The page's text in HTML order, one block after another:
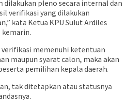
dilakukan pleno secara internal dan
verifikasi yang dilakukan
kata Ketua KPU Sulut Ardiles
kemarin.
verifikasi memenuhi ketentuan
maupun syarat calon, maka akan
pemilihan kepala daerah.
tak ditetapkan atau statusnya